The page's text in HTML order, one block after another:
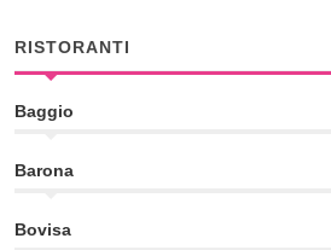
RISTORANTI
Baggio
Barona
Bovisa